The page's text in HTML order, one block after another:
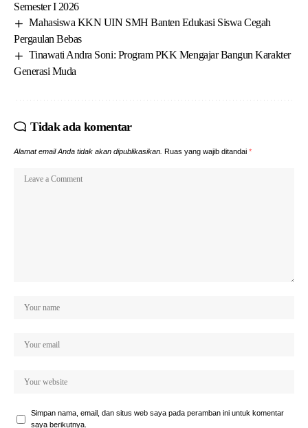
Semester I 2026
Mahasiswa KKN UIN SMH Banten Edukasi Siswa Cegah
Pergaulan Bebas
Tinawati Andra Soni: Program PKK Mengajar Bangun Karakter
Generasi Muda
Tidak ada komentar
Alamat email Anda tidak akan dipublikasikan. Ruas yang wajib ditandai *
Simpan nama, email, dan situs web saya pada peramban ini untuk komentar
saya berikutnya.